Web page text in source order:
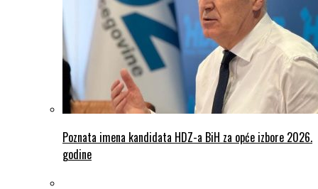
Poznata imena kandidata HDZ-a BiH za opće izbore 2026.
godine